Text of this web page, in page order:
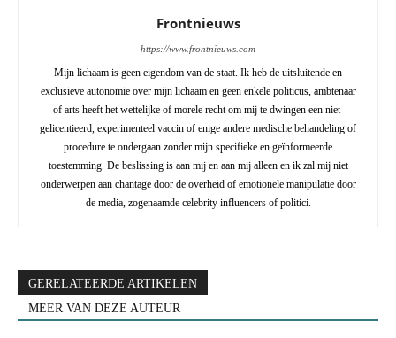
Frontnieuws
https://www.frontnieuws.com
Mijn lichaam is geen eigendom van de staat. Ik heb de uitsluitende en
exclusieve autonomie over mijn lichaam en geen enkele politicus, ambtenaar
of arts heeft het wettelijke of morele recht om mij te dwingen een niet-
gelicentieerd, experimenteel vaccin of enige andere medische behandeling of
procedure te ondergaan zonder mijn specifieke en geïnformeerde
toestemming. De beslissing is aan mij en aan mij alleen en ik zal mij niet
onderwerpen aan chantage door de overheid of emotionele manipulatie door
de media, zogenaamde celebrity influencers of politici.
GERELATEERDE ARTIKELEN
MEER VAN DEZE AUTEUR